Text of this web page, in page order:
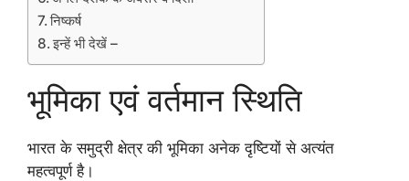
निष्कर्ष
इन्हें भी देखें –
भूमिका एवं वर्तमान स्थिति
भारत के समुद्री क्षेत्र की भूमिका अनेक दृष्टियों से अत्यंत
महत्वपूर्ण है।